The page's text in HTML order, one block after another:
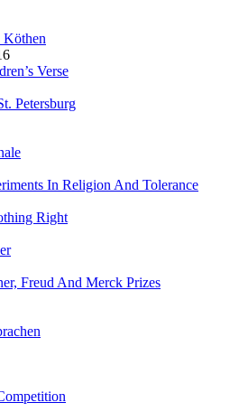
Köthen
Verse
Petersburg
In Religion And Tolerance
Right
Freud And Merck Prizes